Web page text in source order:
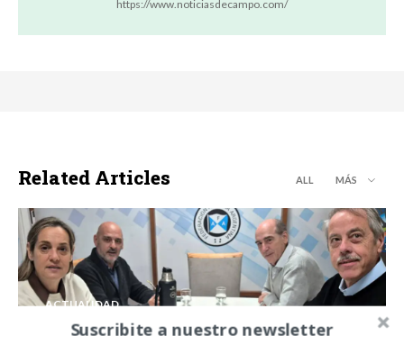
https://www.noticiasdecampo.com/
Related Articles ALL MÁS
ACTUALIDAD
ASA y Federación Agraria Argentina
Suscribite a nuestro newsletter